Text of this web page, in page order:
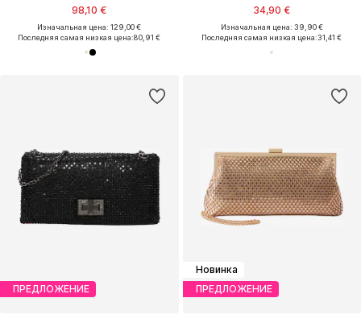
98,10 €
Изначальная цена: 129,00 €
Последняя самая низкая цена:80,91 €
34,90 €
Изначальная цена: 39,90 €
Последняя самая низкая цена:31,41 €
ПРЕДЛОЖЕНИЕ
Новинка
ПРЕДЛОЖЕНИЕ